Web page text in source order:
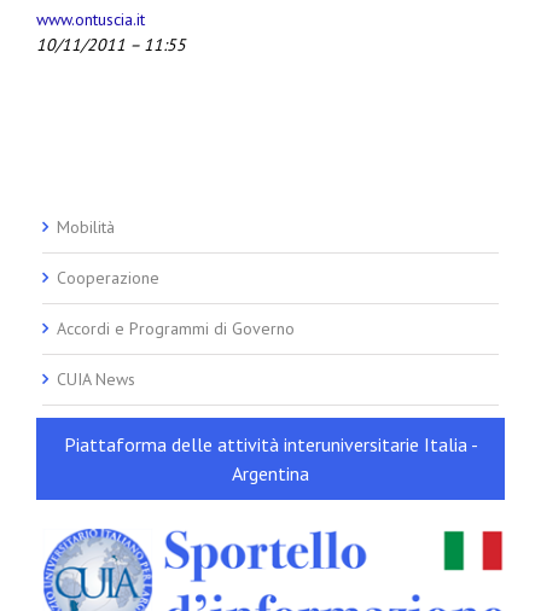
www.ontuscia.it
10/11/2011 – 11:55
Mobilità
Cooperazione
Accordi e Programmi di Governo
CUIA News
Piattaforma delle attività interuniversitarie Italia -
Argentina